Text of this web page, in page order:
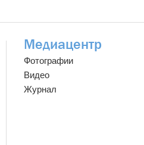
Медиацентр
Фотографии
Видео
Журнал